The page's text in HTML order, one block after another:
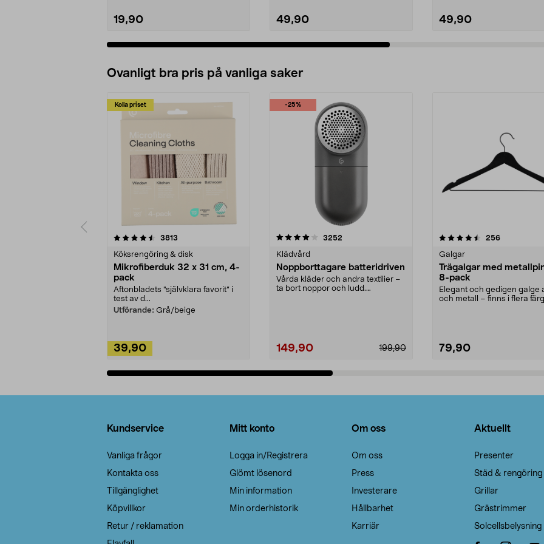
19,90 49,90 49,90
Ovanligt bra pris på vanliga saker
Kolla priset
3813
Köksrengöring & disk
Mikrofiberduk 32 x 31 cm, 4-
pack
Aftonbladets "självklara favorit” i
test av d...
Utförande: Grå/beige
39,90
-25%
4.0av 5 stjärnor 3252
Klädvård
Noppborttagare batteridriven
Vårda kläder och andra textilier –
ta bort noppor och ludd.
199,90
149,90
4.5av 5 stjärnor 256recensioner
Galgar
Trägalgar med
8-pack
Elegant och gedigen galge
och metall – finns i flera
79,90
4.0av 5 stjärnor
Kundservice
Vanliga frågor
Kontakta oss
Tillgänglighet
Köpvillkor
Retur / reklamation
Mitt konto
Logga in/Registrera
Glömt lösenord
Min information
Min orderhistorik
Om oss
Om oss
Press
Investerare
Hållbarhet
Karriär
Aktuellt
Presenter
Städ & rengöring
Grillar
Grästrimmer
Solcellsbelysning